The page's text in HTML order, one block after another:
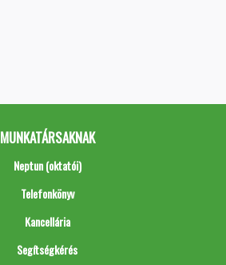
MUNKATÁRSAKNAK
Neptun (oktatói)
Telefonkönyv
Kancellária
Segítségkérés